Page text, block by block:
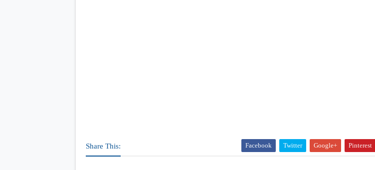
Share This: Facebook Twitter Google+ Pinterest